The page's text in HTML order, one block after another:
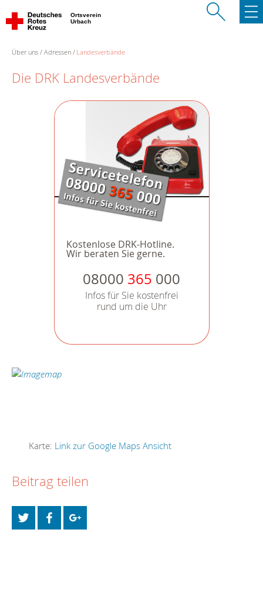
Ortsverein
Urbach
Über uns Adressen Landesverbände
Die DRK Landesverbände
Kostenlose DRK-Hotline.
Wir beraten Sie gerne.
08000 365 000
Infos für Sie kostenfrei
rund um die Uhr
Karte: Link zur Google Maps Ansicht
Beitrag teilen